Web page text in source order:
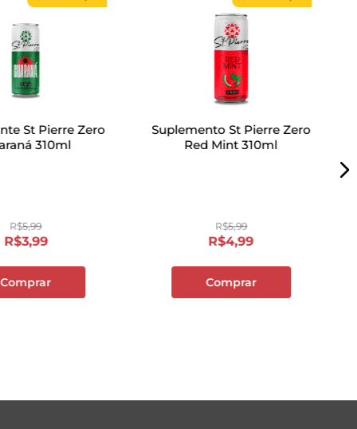
St Pierre Zero
310ml
R$5,99
R$3,99
Comprar
Suplemento St Pierre Zero
Red Mint 310ml
R$5,99
R$4,99
Comprar